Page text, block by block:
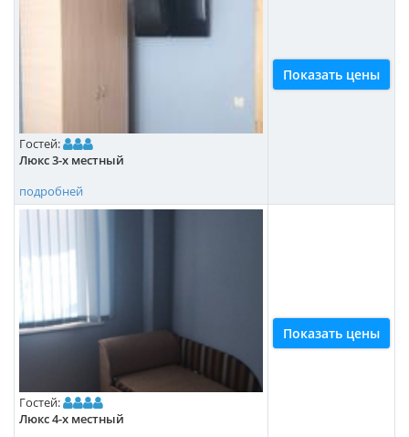
Гостей:
Люкс 3-х местный
подробней
Показать цены
Гостей:
Люкс 4-х местный
Показать цены